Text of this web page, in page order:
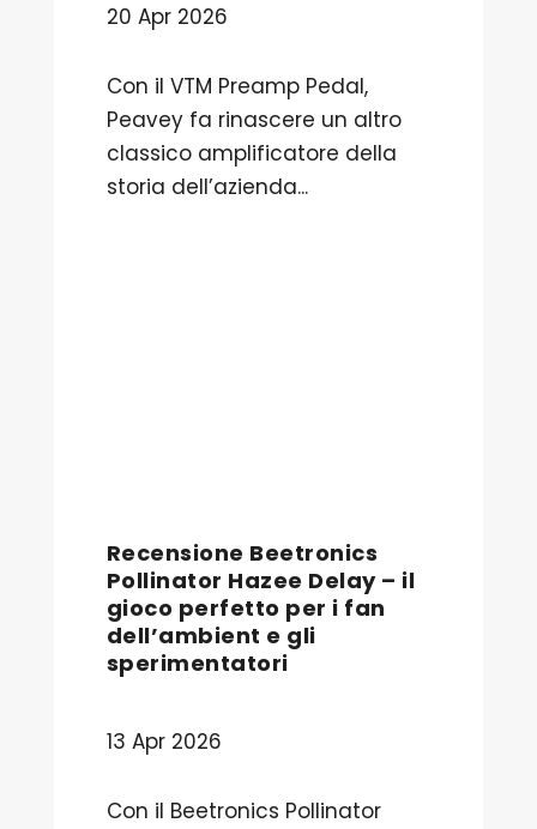
20 Apr 2026
Con il VTM Preamp Pedal,
Peavey fa rinascere un altro
classico amplificatore della
storia dell’azienda...
Recensione Beetronics
Pollinator Hazee Delay – il
gioco perfetto per i fan
dell’ambient e gli
sperimentatori
13 Apr 2026
Con il Beetronics Pollinator